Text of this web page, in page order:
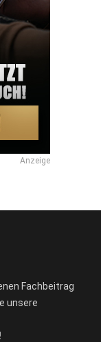
Anzeige
Fachbeitrag
unsere